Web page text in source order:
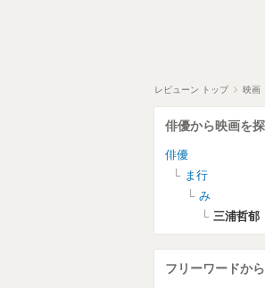
レビューン トップ 映画
俳優から映画を
俳優
ま行
み
三浦哲郁
フリーワードか